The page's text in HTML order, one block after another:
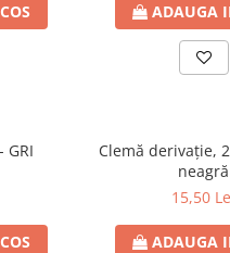
ADAUGA
GRI
Clemă derivaţie,
neagră
15,50
ADAUGA